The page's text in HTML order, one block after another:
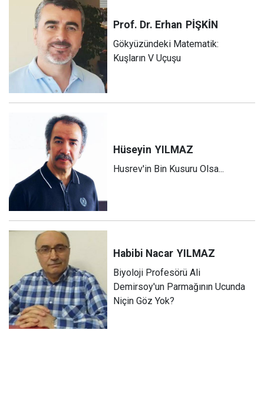
Prof. Dr. Erhan PİŞKİN
Gökyüzündeki Matematik:
Kuşların V Uçuşu
Hüseyin YILMAZ
Husrev'in Bin Kusuru Olsa...
Habibi Nacar YILMAZ
Biyoloji Profesörü Ali
Demirsoy'un Parmağının Ucunda
Niçin Göz Yok?